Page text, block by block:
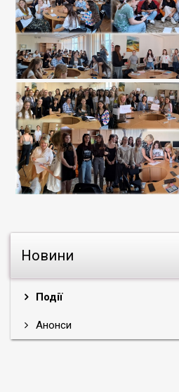
Новини
Події
Анонси